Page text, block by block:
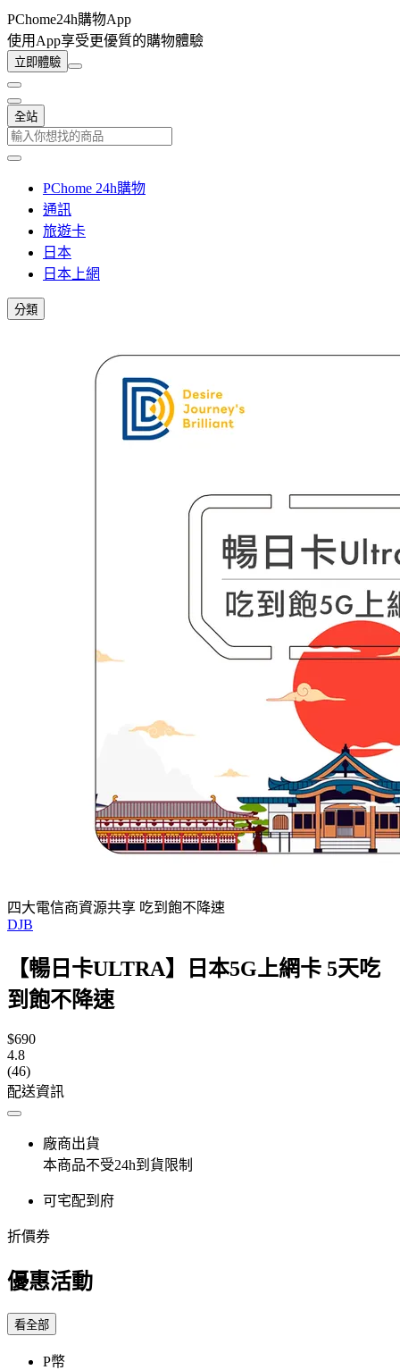
PChome24h購物App
使用App享受更優質的購物體驗
立即體驗
全站
PChome 24h購物
通訊
旅遊卡
日本
日本上網
分類
四大電信商資源共享 吃到飽不降速
DJB
【暢日卡ULTRA】日本5G上網卡 5天吃
到飽不降速
$690
4.8
(46)
配送資訊
廠商出貨
本商品不受24h到貨限制
可宅配到府
折價券
優惠活動
看全部
P幣